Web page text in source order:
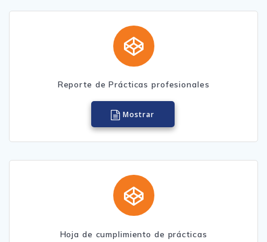
Reporte de Prácticas profesionales
Mostrar
Hoja de cumplimiento de prácticas